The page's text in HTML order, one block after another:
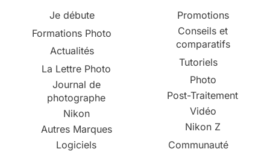
Journal de
photographe
Nikon
Autres Marques
Logiciels
Accessoires
Livres
Tests
Tests Boîtiers
Photo
Post-Traitement
Vidéo
Nikon Z
Communauté
Discussions
Annonces revendeur
Nikon Pro
Annonces entres